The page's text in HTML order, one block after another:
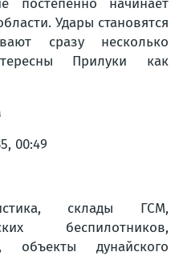
постепенно начинает
Удары становятся
сразу несколько
Прилуки как
00:49
склады ГСМ,
беспилотников,
объекты дунайского